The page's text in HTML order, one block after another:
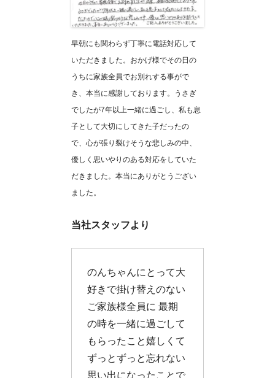
早朝にも関わらず丁寧に電話対応して
いただきました。おかげ様でその日の
うちに家族全員でお別れする事がで
き、本当に感謝しております。うさぎ
でしたが7年以上一緒に過ごし、私も息
子として大切にしてきた子だったの
で、心が張り裂けそうな悲しみの中、
優しく思いやりのある対応をしていた
だきました。本当にありがとうござい
ました。
当社スタッフより
のんちゃんにとって大
好きで掛け替えのない
ご家族様全員に 最期
の時を一緒に過ごして
もらったこと嬉しくて
ずっとずっと忘れない
思い出になったことで